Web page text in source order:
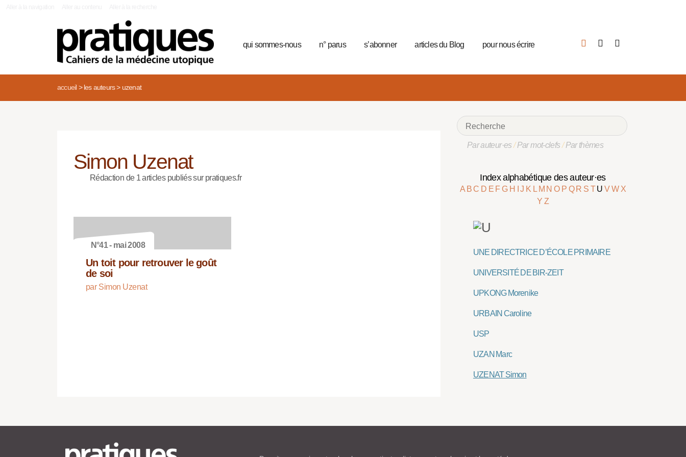
qui sommes-nous n° parus s’abonner articles du Blog pour nous écrire
accueil> les auteurs> uzenat
Simon Uzenat
Rédaction de 1 articles publiés sur pratiques.fr
N°41 - mai 2008
Un toit pour retrouver le goût
de soi
par Simon Uzenat
Par auteur·es/Par mot-clefs/Par thèmes
Index alphabétique des auteur·es
A BC D E FG H IJ K L M NO P Q R S TUVW X
Y Z
UNE DIRECTRICE D’ÉCOLE PRIMAIRE
UNIVERSITÉ DE BIR-ZEIT
UPKONG Morenike
URBAIN Caroline
USP
UZAN Marc
UZENAT Simon